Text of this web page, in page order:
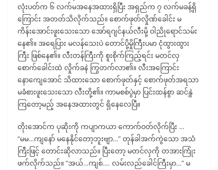
လုံးပတ်က ၆ လက်မအနေအထားရှိပြီး အရှည်က ၇ လက်မခန့်ရှိ
ကြောင်း အတတ်သိလိုက်သည်။ စောက်ဖုတ်လှိုဏ်ခေါင်း မ
ကိန်းအောင်းဖူးသေးသော အော်ရဂျင်နယ်လီးမို့ ဝါညိုရောင်သမ်း
နေ၏။ အရေပြား မလန်သေးပဲ တောင်ပို့မှိုကြီးပမာ ငုံထွားထွား
ကြီး ဖြစ်နေ၏။ လီးတန်ကြီးကို စူးစိုက်ကြည့်ရင်း မတင်လှ
စောက်ခေါင်းထဲ လှိုက်ခနဲ ကြွတက်လာ၏။ လီးအကြောင်း
နောကျေအောင် သိထားသော စောက်ဖုတ်နှင့် စောက်ဖုတ်အရသာ
မခံစားဖူးသေးသော လီးတို့၏။ ကာမစစ်ပွဲမှာ ပြင်းထန်စွာ ဆင်နွှဲ
ကြတော့မည့် အနေအထားတွင် ရှိနေလေပြီ။
တိုးအောင်က ပုဆိုးကို ကပျာကယာ ကောက်ဝတ်လိုက်ပြီး …
“မမ…ကျနော် မနေနိုင်တော့ဘူးဗျာ…” တုန်ခါအက်ကွဲသော အသံ
ကြီးဖြင့် တောင်းဆိုလာသည်။ ပြီးတော့ မတင်လှကို တအားကြုံး
ဖက်လိုက်သည်။ “အယ်…ကျစ်…. လမ်းလည်ခေါင်ကြီးမှာ…” မ